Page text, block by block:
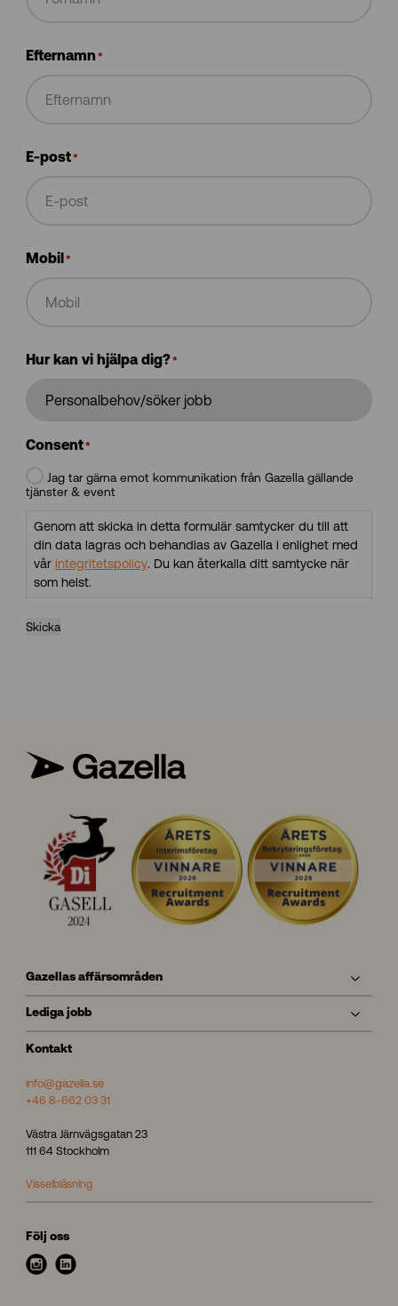
Efternamn *
E-post*
Mobil*
Hur kan vi hjälpa dig?*
Consent*
Jag tar gärna emot kommunikation från Gazella gällande
tjänster & event
Genom att skicka in detta formulär samtycker du till att
din data lagras och behandlas av Gazella i enlighet med
vår integritetspolicy. Du kan återkalla ditt samtycke när
som helst.
Skicka
Gazellas affärsområden
Lediga jobb
Kontakt
info@gazella.se
+46 8-662 03 31
Västra Järnvägsgatan 23
111 64 Stockholm
Visselblåsning
Följ oss
i
l